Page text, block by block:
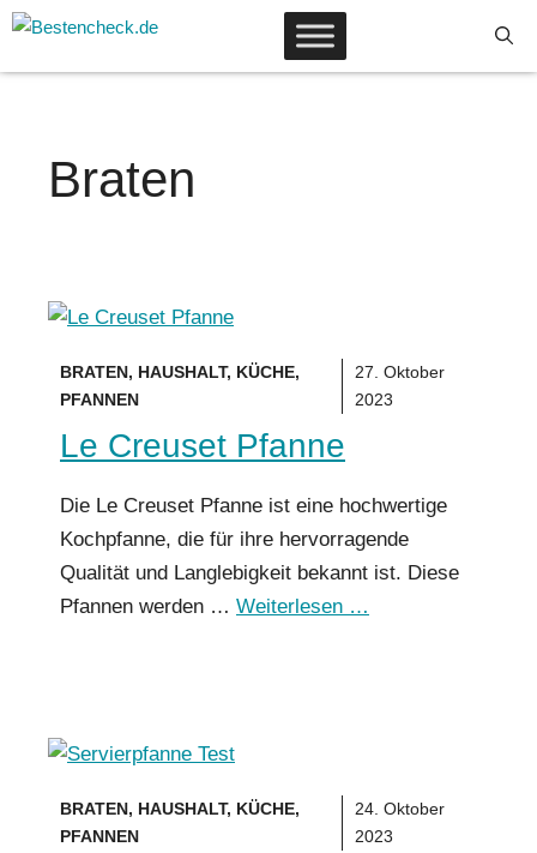
Zum
springen
Braten
BRATEN, HAUSHALT, KÜCHE,
PFANNEN
27. Oktober
2023
Le Creuset Pfanne
Die Le Creuset Pfanne ist eine hochwertige
Kochpfanne, die für ihre hervorragende
Qualität und Langlebigkeit bekannt ist. Diese
Pfannen werden … Weiterlesen …
BRATEN, HAUSHALT, KÜCHE,
PFANNEN
24. Oktober
2023